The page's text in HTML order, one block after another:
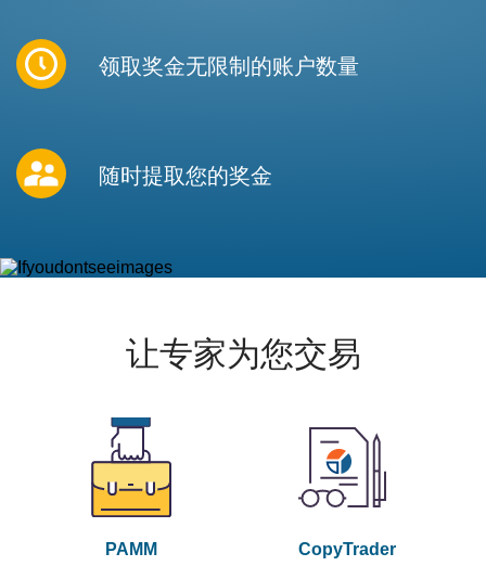
领取奖金无限制的账户数量
随时提取您的奖金
让专家为您交易
PAMM CopyTrader